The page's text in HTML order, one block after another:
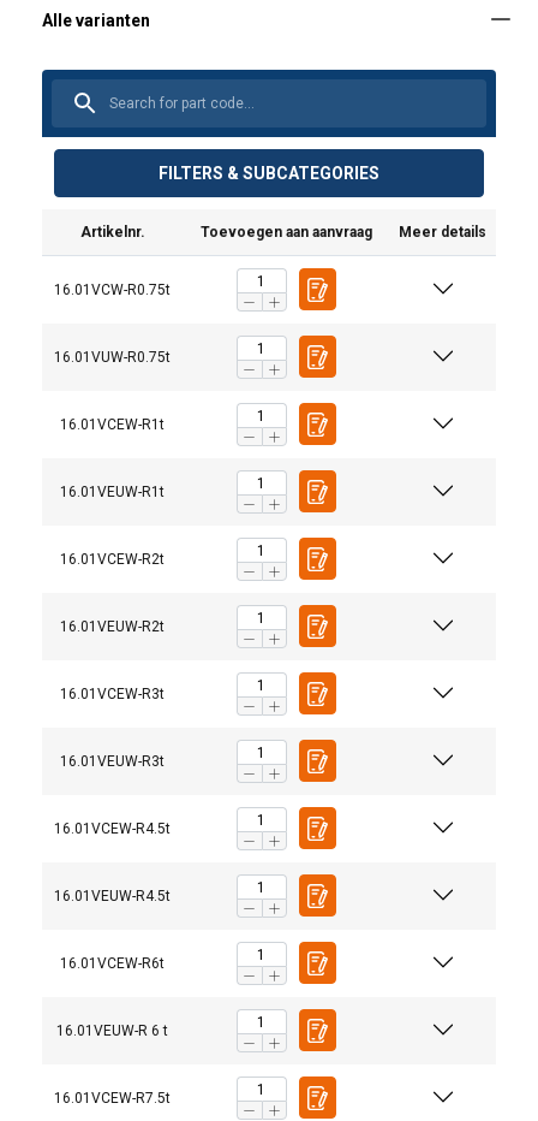
FILTERS & SUBCATEGORIES
Artikelnr. Toevoegen aan aanvraag Meer details
16.01VCW-R0.75t
16.01VUW-R0.75t
16.01VCEW-R1t
16.01VEUW-R1t
16.01VCEW-R2t
16.01VEUW-R2t
16.01VCEW-R3t
16.01VEUW-R3t
16.01VCEW-R4.5t
16.01VEUW-R4.5t
16.01VCEW-R6t
16.01VEUW-R 6 t
16.01VCEW-R7.5t